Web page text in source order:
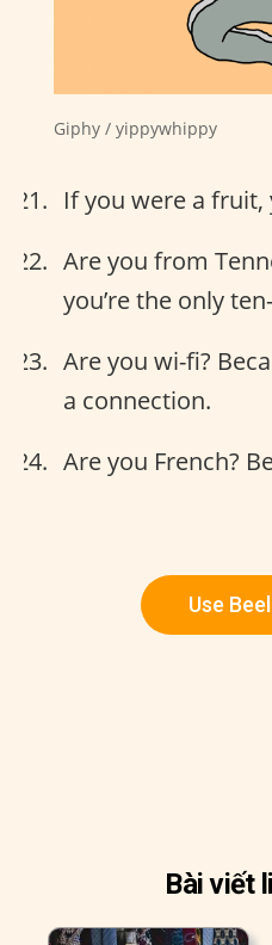
Giphy / yippywhippy
If you were a fruit,
Are you from
you’re the only
Are you wi-fi?
a connection.
Are you French?
Use
Bài viết